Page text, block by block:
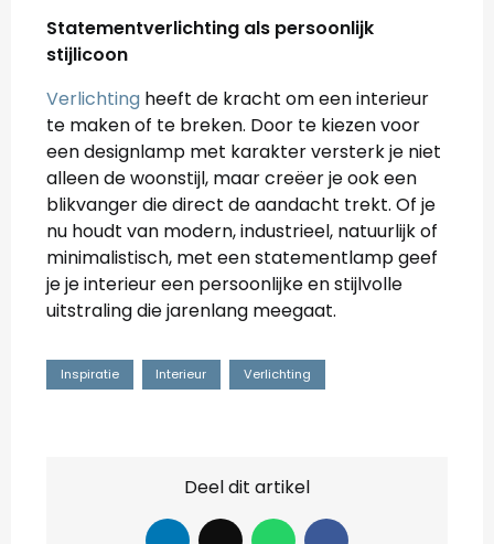
Statementverlichting als persoonlijk
stijlicoon
Verlichting heeft de kracht om een interieur
te maken of te breken. Door te kiezen voor
een designlamp met karakter versterk je niet
alleen de woonstijl, maar creëer je ook een
blikvanger die direct de aandacht trekt. Of je
nu houdt van modern, industrieel, natuurlijk of
minimalistisch, met een statementlamp geef
je je interieur een persoonlijke en stijlvolle
uitstraling die jarenlang meegaat.
Inspiratie Interieur Verlichting
Deel dit artikel